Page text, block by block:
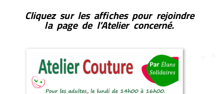
Cliquez sur les affiches pour rejoindre
la page de l’Atelier concerné.